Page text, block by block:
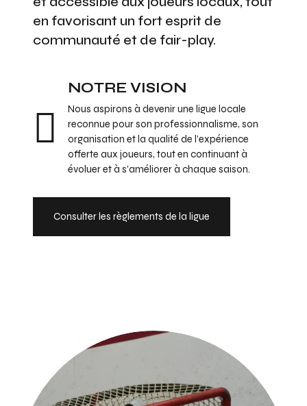
en favorisant un fort esprit de
communauté et de fair-play.
NOTRE VISION
Nous aspirons à devenir une ligue locale
reconnue pour son professionnalisme, son
organisation et la qualité de l’expérience
offerte aux joueurs, tout en continuant à
évoluer et à s’améliorer à chaque saison.
Consulter les règlements de la ligue